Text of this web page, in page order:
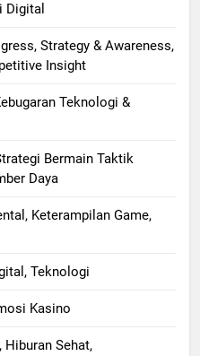
Digital
Strategy & Awareness,
Insight
Teknologi &
Bermain Taktik
Daya
Keterampilan Game,
Teknologi
Kasino
Hiburan Sehat,